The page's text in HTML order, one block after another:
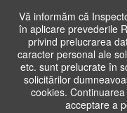
Vă informăm că
în aplicare prevederile
privind prelucrarea
caracter personal ale
etc. sunt prelucrate în
solicitărilor
cookies.
acceptare a
Cauta
in
siteAcasa